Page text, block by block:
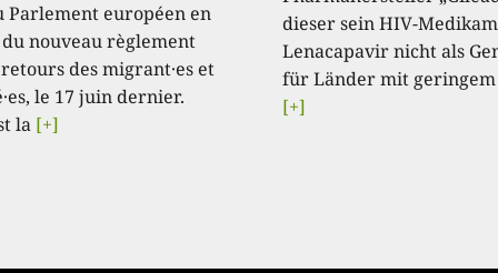
Parlement européen en
nouveau règlement
des migrant·es et
le 17 juin dernier.
la [+]
dieser sein HIV-
Lenacapavir nicht als
für Länder mit
[+]